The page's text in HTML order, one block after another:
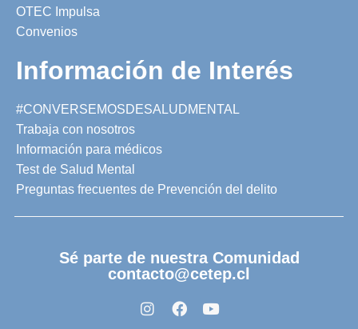
OTEC Impulsa
Convenios
Información de Interés
#CONVERSEMOSDESALUDMENTAL
Trabaja con nosotros
Información para médicos
Test de Salud Mental
Preguntas frecuentes de Prevención del delito
Sé parte de nuestra Comunidad
contacto@cetep.cl